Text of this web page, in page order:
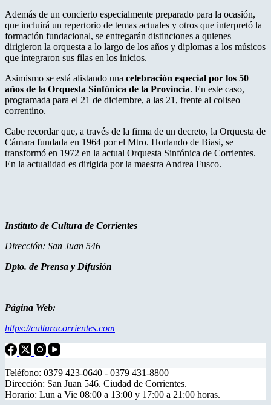
Además de un concierto especialmente preparado para la ocasión,
que incluirá un repertorio de temas actuales y otros que interpretó la
formación fundacional, se entregarán distinciones a quienes
dirigieron la orquesta a lo largo de los años y diplomas a los músicos
que integraron sus filas en los inicios.
Asimismo se está alistando una celebración especial por los 50
años de la Orquesta Sinfónica de la Provincia. En este caso,
programada para el 21 de diciembre, a las 21, frente al coliseo
correntino.
Cabe recordar que, a través de la firma de un decreto, la Orquesta de
Cámara fundada en 1964 por el Mtro. Horlando de Biasi, se
transformó en 1972 en la actual Orquesta Sinfónica de Corrientes.
En la actualidad es dirigida por la maestra Andrea Fusco.
—
Instituto de Cultura de Corrientes
Dirección: San Juan 546
Dpto. de Prensa y Difusión
Página Web:
https://culturacorrientes.com
Teléfono: 0379 423-0640 - 0379 431-8800
Dirección: San Juan 546. Ciudad de Corrientes.
Horario: Lun a Vie 08:00 a 13:00 y 17:00 a 21:00 horas.